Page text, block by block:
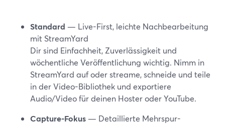
Standard — Live-First, leichte Nachbearbeitung
mit StreamYard
Dir sind Einfachheit, Zuverlässigkeit und
wöchentliche Veröffentlichung wichtig. Nimm in
StreamYard auf oder streame, schneide und teile
in der Video-Bibliothek und exportiere
Audio/Video für deinen Hoster oder YouTube.
Capture-Fokus — Detaillierte Mehrspur-